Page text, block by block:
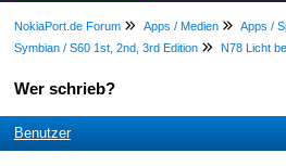
NokiaPort.de Forum Apps / Medien
Apps /
Symbian / S60 1st, 2nd, 3rd Edition
N78 Licht
Wer schrieb?
Benutzer